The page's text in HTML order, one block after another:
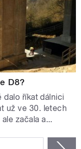
D8?
dalo říkat dálnici
už ve 30. letech
začala a...